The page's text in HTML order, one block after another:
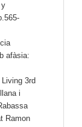
y
afàsia:
3rd
i
Ramon